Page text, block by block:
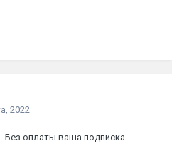
2022
Без оплаты ваша подписка